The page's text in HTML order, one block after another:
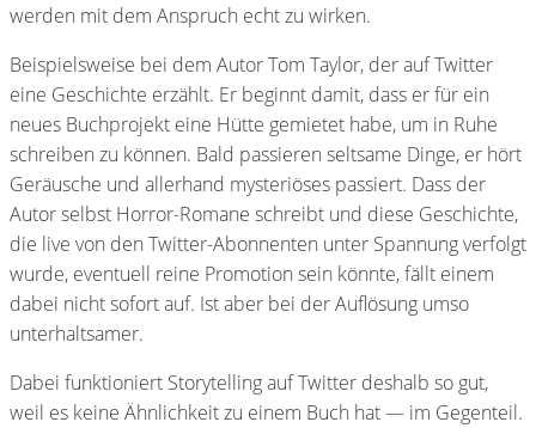
werden mit dem Anspruch echt zu wirken.
Beispielsweise bei dem Autor Tom Taylor, der auf Twitter
eine Geschichte erzählt. Er beginnt damit, dass er für ein
neues Buchprojekt eine Hütte gemietet habe, um in Ruhe
schreiben zu können. Bald passieren seltsame Dinge, er hört
Geräusche und allerhand mysteriöses passiert. Dass der
Autor selbst Horror-Romane schreibt und diese Geschichte,
die live von den Twitter-Abonnenten unter Spannung verfolgt
wurde, eventuell reine Promotion sein könnte, fällt einem
dabei nicht sofort auf. Ist aber bei der Auflösung umso
unterhaltsamer.
Dabei funktioniert Storytelling auf Twitter deshalb so gut,
weil es keine Ähnlichkeit zu einem Buch hat — im Gegenteil.